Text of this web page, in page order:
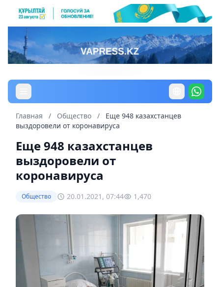
Главная / Общество /
Еще 948 казахстанцев
выздоровели от коронавируса
Еще 948 казахстанцев
выздоровели от
коронавируса
Общество 20.01.2021, 07:44 1,470